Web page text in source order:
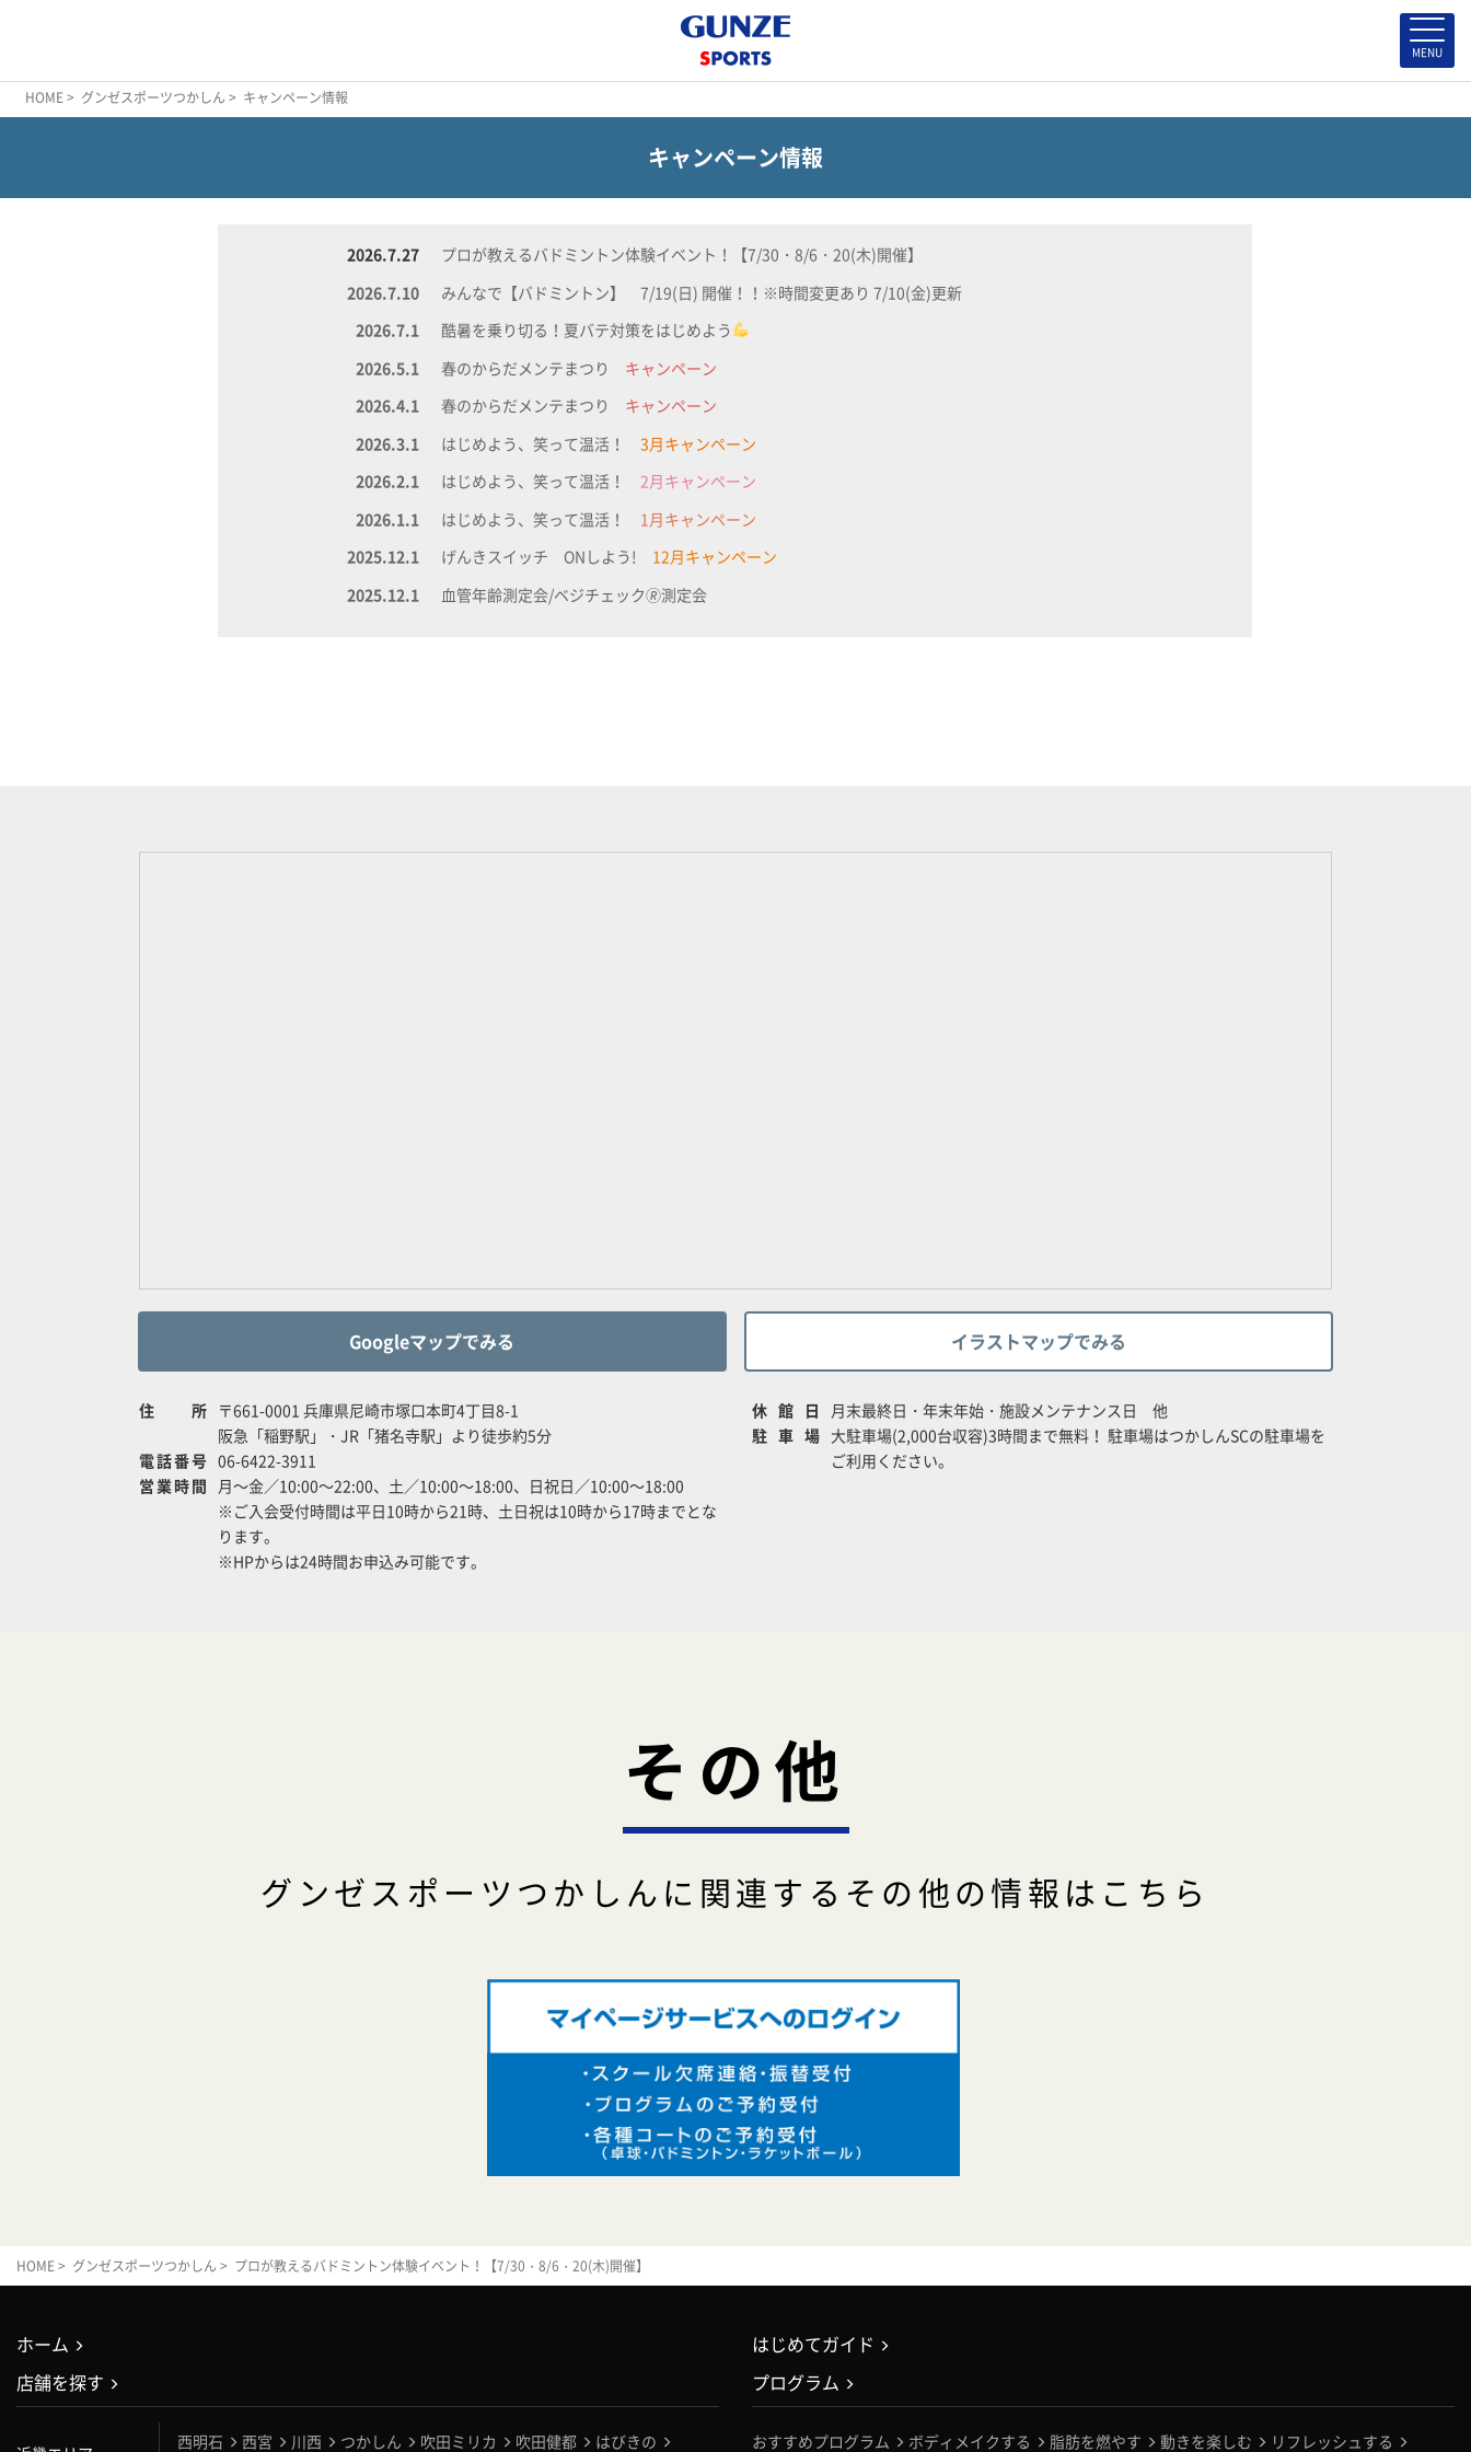
HOME> グンゼスポーツつかしん > キャンペーン情報
キャンペーン情報
2026.7.27
プロが教えるバドミントン体験イベント！【7/30・8/6・20(木)開催】
2026.7.10
みんなで【バドミントン】 7/19(日) 開催！！※時間変更あり 7/10(金)更新
2026.7.1
酷暑を乗り切る！夏バテ対策をはじめよう
2026.5.1
春のからだメンテまつり キャンペーン
2026.4.1
春のからだメンテまつり キャンペーン
2026.3.1
はじめよう、笑って温活！ 3月キャンペーン
2026.2.1
はじめよう、笑って温活！ 2月キャンペーン
2026.1.1
はじめよう、笑って温活！ 1月キャンペーン
2025.12.1
げんきスイッチ ONしよう! 12月キャンペーン
2025.12.1
血管年齢測定会/ベジチェック🄬測定会
Googleマップでみる イラストマップでみる
住所
〒661-0001 兵庫県尼崎市塚口本町4丁目8-1
阪急「稲野駅」・JR「猪名寺駅」より徒歩約5分
電話番号 06-6422-3911
営業時間 月～金／10:00～22:00、土／10:00～18:00、日祝日／10:00～18:00
※ご入会受付時間は平日10時から21時、土日祝は10時から17時までとな
ります。
※HPからは24時間お申込み可能です。
休館日
月末最終日・年末年始・施設メンテナンス日 他
駐車場 大駐車場(2,000台収容)3時間まで無料！ 駐車場はつかしんSCの駐車場を
ご利用ください。
その他
グンゼスポーツつかしんに関連するその他の情報はこちら
HOME > グンゼスポーツつかしん > プロが教えるバドミントン体験イベント！【7/30・8/6・20(木)開催】
ホーム
店舗を探す
西明石 西宮 川西 つかしん 吹田ミリカ 吹田健都 はびきの
はじめてガイド
プログラム
おすすめプログラム ボディメイクする 脂肪を燃やす 動きを楽しむ リフレッシュする